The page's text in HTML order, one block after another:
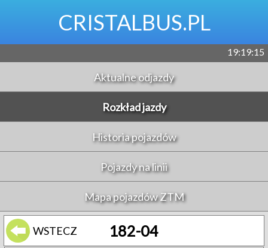
CRISTALBUS.PL
19:19:15
Aktualne odjazdy
Rozkład jazdy
Historia pojazdów
Pojazdy na linii
Mapa pojazdów ZTM
WSTECZ 182-04